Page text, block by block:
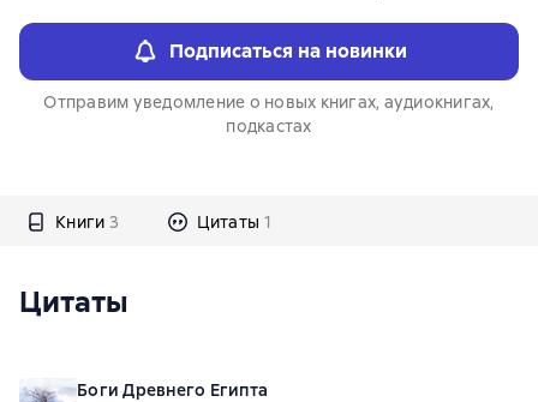
Подписаться на новинки
Отправим уведомление о новых книгах, аудиокнигах,
подкастах
Книги 3 Цитаты 1
Цитаты
Боги Древнего Египта